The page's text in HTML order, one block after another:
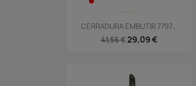
 Vista rápida
CERRADURA EMBUTIR 7797...
41,55 € 29,09 €